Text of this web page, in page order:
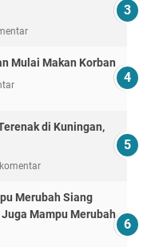
Mulai Makan Korban
di Kuningan,
Merubah Siang
Mampu Merubah